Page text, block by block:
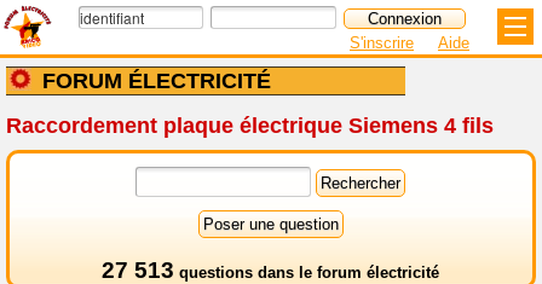
FORUM ÉLECTRICITÉ
S'inscrire Aide
Raccordement plaque électrique Siemens 4 fils
27 513 questions dans le forum électricité